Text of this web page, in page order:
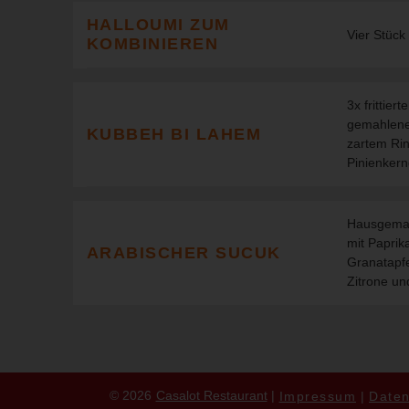
HALLOUMI ZUM
KOMBINIEREN
Vier Stück
KUBBEH BI LAHEM
3x
zartem
ARABISCHER SUCUK
mit
Zitrone
© 2026 Casalot Restaurant Impressum